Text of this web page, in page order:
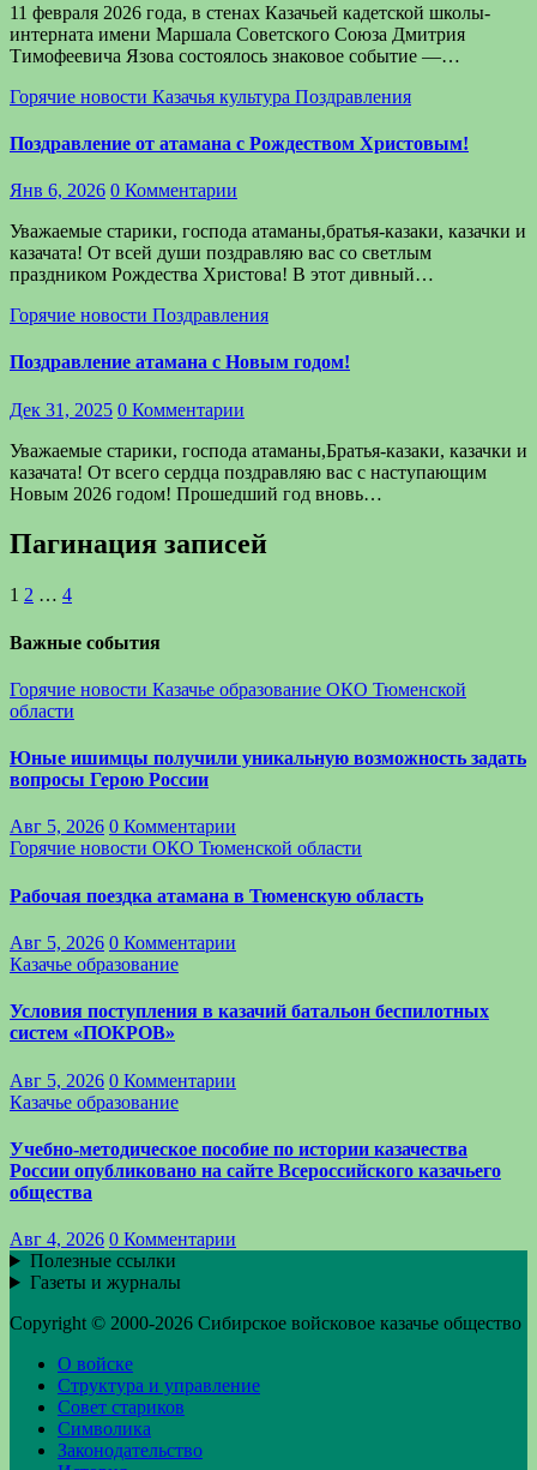
11 февраля 2026 года, в стенах Казачьей кадетской школы-
интерната имени Маршала Советского Союза Дмитрия
Тимофеевича Язова состоялось знаковое событие —…
Горячие новости Казачья культура Поздравления
Поздравление от атамана с Рождеством Христовым!
Янв 6, 2026 0 Комментарии
Уважаемые старики, господа атаманы,братья-казаки, казачки и
казачата! От всей души поздравляю вас со светлым
праздником Рождества Христова! В этот дивный…
Горячие новости Поздравления
Поздравление атамана с Новым годом!
Дек 31, 2025 0 Комментарии
Уважаемые старики, господа атаманы,Братья-казаки, казачки и
казачата! От всего сердца поздравляю вас с наступающим
Новым 2026 годом! Прошедший год вновь…
Пагинация записей
1 2 … 4
Важные события
Горячие новости Казачье образование ОКО Тюменской
области
Юные ишимцы получили уникальную возможность задать
вопросы Герою России
Авг 5, 2026 0 Комментарии
Горячие новости ОКО Тюменской области
Рабочая поездка атамана в Тюменскую область
Авг 5, 2026 0 Комментарии
Казачье образование
Условия поступления в казачий батальон беспилотных
систем «ПОКРОВ»
Авг 5, 2026 0 Комментарии
Казачье образование
Учебно-методическое пособие по истории казачества
России опубликовано на сайте Всероссийского казачьего
общества
Авг 4, 2026 0 Комментарии
Полезные ссылки
Газеты и журналы
Copyright © 2000-2026 Сибирское войсковое казачье общество
О войске
Структура и управление
Совет стариков
Символика
Законодательство